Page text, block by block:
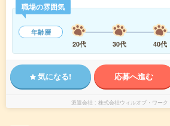
職場の雰囲気
年齢層
20代
30代 40代
気になる! 応募へ進む
派遣会社 株式会社ウィルオブ・ワー